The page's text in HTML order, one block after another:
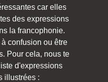
car elles
des expressions
la francophonie.
confusion ou être
Pour cela, nous te
d'expressions
illustrées :